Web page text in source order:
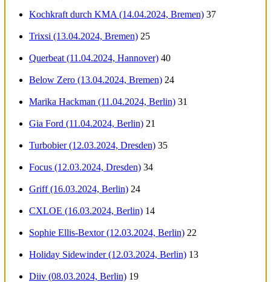
Kochkraft durch KMA (14.04.2024, Bremen) 37
Trixsi (13.04.2024, Bremen) 25
Querbeat (11.04.2024, Hannover) 40
Below Zero (13.04.2024, Bremen) 24
Marika Hackman (11.04.2024, Berlin) 31
Gia Ford (11.04.2024, Berlin) 21
Turbobier (12.03.2024, Dresden) 35
Focus (12.03.2024, Dresden) 34
Griff (16.03.2024, Berlin) 24
CXLOE (16.03.2024, Berlin) 14
Sophie Ellis-Bextor (12.03.2024, Berlin) 22
Holiday Sidewinder (12.03.2024, Berlin) 13
Diiv (08.03.2024, Berlin) 19